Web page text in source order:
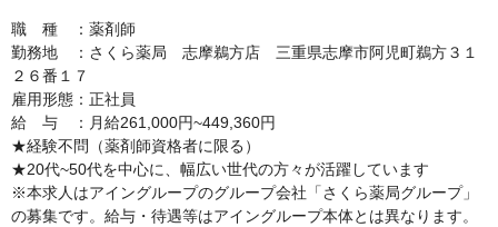
職 種 ：薬剤師
勤務地 ：さくら薬局 志摩鵜方店 三重県志摩市阿児町鵜方３１
２６番１７
雇用形態：正社員
給 与 ：月給261,000円~449,360円
★経験不問（薬剤師資格者に限る）
★20代~50代を中心に、幅広い世代の方々が活躍しています
※本求人はアイングループのグループ会社「さくら薬局グループ」
の募集です。給与・待遇等はアイングループ本体とは異なります。